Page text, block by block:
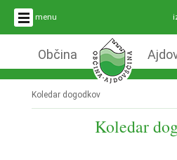
menu
Občina
Koledar dogodkov
Koledar